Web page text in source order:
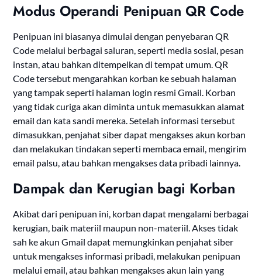
Modus Operandi Penipuan QR Code
Penipuan ini biasanya dimulai dengan penyebaran QR
Code melalui berbagai saluran, seperti media sosial, pesan
instan, atau bahkan ditempelkan di tempat umum. QR
Code tersebut mengarahkan korban ke sebuah halaman
yang tampak seperti halaman login resmi Gmail. Korban
yang tidak curiga akan diminta untuk memasukkan alamat
email dan kata sandi mereka. Setelah informasi tersebut
dimasukkan, penjahat siber dapat mengakses akun korban
dan melakukan tindakan seperti membaca email, mengirim
email palsu, atau bahkan mengakses data pribadi lainnya.
Dampak dan Kerugian bagi Korban
Akibat dari penipuan ini, korban dapat mengalami berbagai
kerugian, baik materiil maupun non-materiil. Akses tidak
sah ke akun Gmail dapat memungkinkan penjahat siber
untuk mengakses informasi pribadi, melakukan penipuan
melalui email, atau bahkan mengakses akun lain yang